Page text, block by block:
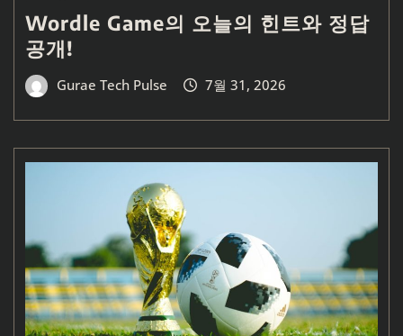
Wordle Game의 오늘의 힌트와 정답
공개!
Gurae Tech Pulse 7월 31, 2026